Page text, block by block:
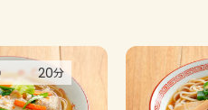
20分